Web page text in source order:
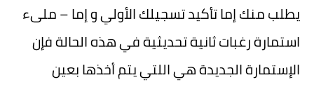
يطلب منك إما تأكيد تسجيلك الأولي و إما – ملىء
استمارة رغبات ثانية تحديثية في هذه الحالة فإن
الإستمارة الجديدة هي اللتي يتم أخذها بعين